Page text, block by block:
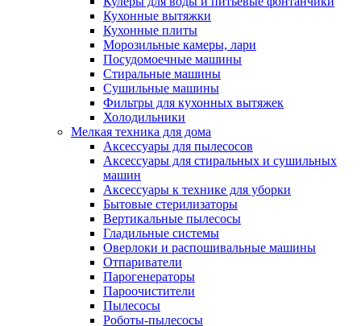
Кухонные вытяжки
Кухонные плиты
Морозильные камеры, лари
Посудомоечные машины
Стиральные машины
Сушильные машины
Фильтры для кухонных вытяжек
Холодильники
Мелкая техника для дома
Аксессуары для пылесосов
Аксессуары для стиральных и сушильных
машин
Аксессуары к технике для уборки
Бытовые стерилизаторы
Вертикальные пылесосы
Гладильные системы
Оверлоки и распошивальные машины
Отпариватели
Парогенераторы
Пароочистители
Пылесосы
Роботы-пылесосы